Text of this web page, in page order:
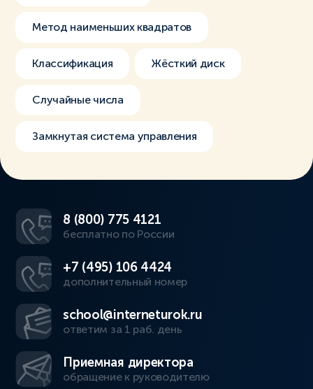
Метод наименьших квадратов
Классификация Жёсткий диск
Случайные числа
Замкнутая система управления
8 (800) 775 4121
бесплатно по России
+7 (495) 106 4424
дополнительный номер
school@interneturok.ru
ответим за 1 раб. день
Приемная директора
обращение к руководителю